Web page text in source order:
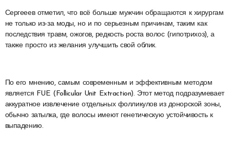
Сергееев отметил, что всё больше мужчин обращаются к хирургам
не только из-за моды, но и по серьезным причинам, таким как
последствия травм, ожогов, редкость роста волос (гипотрихоз), а
также просто из желания улучшить свой облик.
По его мнению, самым современным и эффективным методом
является FUE (Follicular Unit Extraction). Этот метод подразумевает
аккуратное извлечение отдельных фолликулов из донорской зоны,
обычно затылка, где волосы имеют генетическую устойчивость к
выпадению.